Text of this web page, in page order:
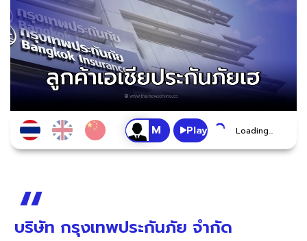
Play Loading...
บริษัท กรุงเทพประกันภัย จำกัด